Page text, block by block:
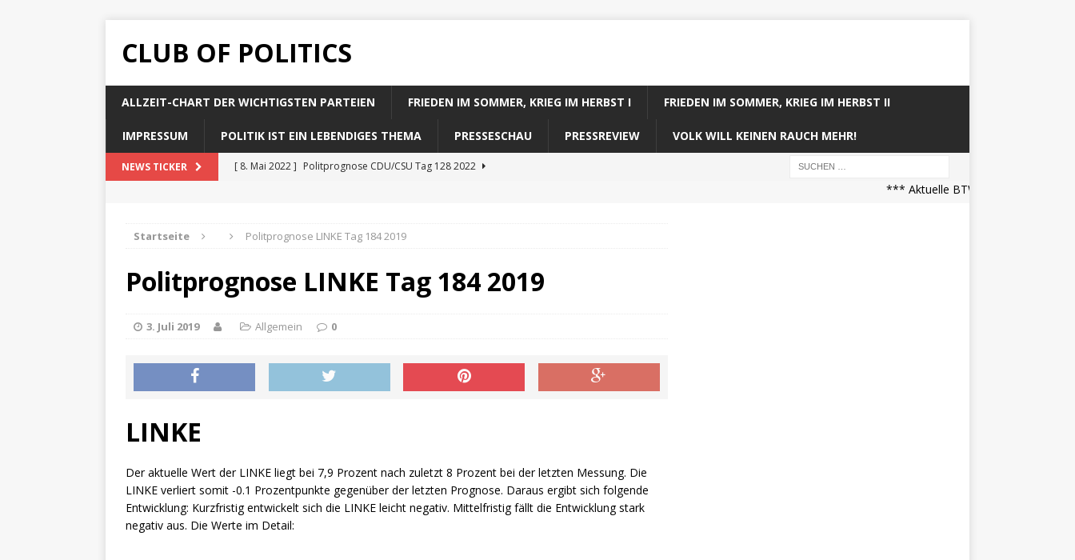
CLUB OF POLITICS
ALLZEIT-CHART DER WICHTIGSTEN PARTEIEN FRIEDEN IM SOMMER, KRIEG IM HERBST I FRIEDEN IM SOMMER, KRIEG IM HERBST II
IMPRESSUM POLITIK IST EIN LEBENDIGES THEMA PRESSESCHAU PRESSREVIEW VOLK WILL KEINEN RAUCH MEHR!
NEWS TICKER [ 8. Mai 2022 ] Politprognose CDU/CSU Tag 128 2022
[ 8. Mai 2022 ]
Politprognose Koalitionsrechner Tag 128 2022
*** Aktuelle BTW21 Prognose
Startseite Politprognose LINKE Tag 184 2019
Politprognose LINKE Tag 184 2019
3. Juli 2019 Allgemein 0
LINKE
Der aktuelle Wert der LINKE liegt bei 7,9 Prozent nach zuletzt 8 Prozent bei der letzten Messung. Die
LINKE verliert somit -0.1 Prozentpunkte gegenüber der letzten Prognose. Daraus ergibt sich folgende
Entwicklung: Kurzfristig entwickelt sich die LINKE leicht negativ. Mittelfristig fällt die Entwicklung stark
negativ aus. Die Werte im Detail: